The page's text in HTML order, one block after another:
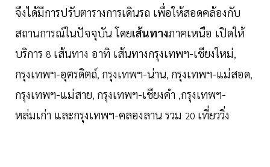
จึงได้มีการปรับตารางการเดินรถ เพื่อให้สอดคล้องกับ
สถานการณ์ในปัจจุบัน โดยเส้นทางภาคเหนือ เปิดให้
บริการ 8 เส้นทาง อาทิ เส้นทางกรุงเทพฯ-เชียงใหม่,
กรุงเทพฯ-อุตรดิตถ์, กรุงเทพฯ-น่าน, กรุงเทพฯ-แม่สอด,
กรุงเทพฯ-แม่สาย, กรุงเทพฯ-เชียงคำ ,กรุงเทพฯ-
หล่มเก่า และกรุงเทพฯ-คลองลาน รวม 20 เที่ยววิ่ง